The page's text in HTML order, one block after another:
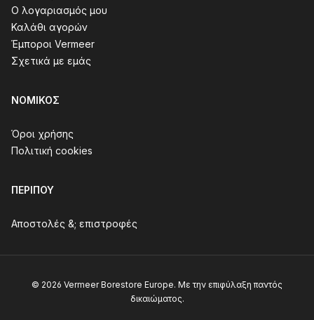
Ο λογαριασμός μου
Καλάθι αγορών
Έμποροι Vermeer
Σχετικά με εμάς
ΝΟΜΙΚΌΣ
Όροι χρήσης
Πολιτική cookies
ΠΕΡΊΠΟΥ
Αποστολές &; επιστροφές
© 2026 Vermeer Borestore Europe. Με την επιφύλαξη παντός
δικαιώματος.